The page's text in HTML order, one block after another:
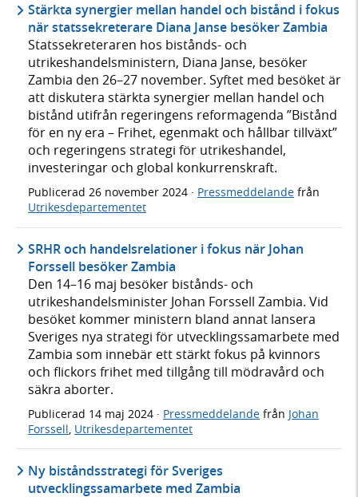
Stärkta synergier mellan handel och bistånd i fokus
när statssekreterare Diana Janse besöker Zambia
Statssekreteraren hos bistånds- och
utrikeshandelsministern, Diana Janse, besöker
Zambia den 26–27 november. Syftet med besöket är
att diskutera stärkta synergier mellan handel och
bistånd utifrån regeringens reformagenda ”Bistånd
för en ny era – Frihet, egenmakt och hållbar tillväxt”
och regeringens strategi för utrikeshandel,
investeringar och global konkurrenskraft.
Publicerad 26 november 2024 · Pressmeddelande från
Utrikesdepartementet
SRHR och handelsrelationer i fokus när Johan
Forssell besöker Zambia
Den 14–16 maj besöker bistånds- och
utrikeshandelsminister Johan Forssell Zambia. Vid
besöket kommer ministern bland annat lansera
Sveriges nya strategi för utvecklingssamarbete med
Zambia som innebär ett stärkt fokus på kvinnors
och flickors frihet med tillgång till mödravård och
säkra aborter.
Publicerad 14 maj 2024 · Pressmeddelande från Johan
Forssell, Utrikesdepartementet
Ny biståndsstrategi för Sveriges
utvecklingssamarbete med Zambia